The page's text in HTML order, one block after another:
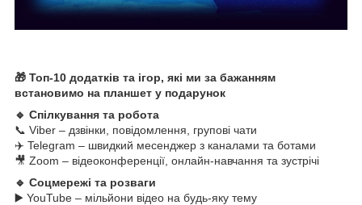
🎁 Топ-10 додатків та ігор, які ми за бажанням
встановимо на планшет у подарунок
🔹 Спілкування та робота
📞 Viber – дзвінки, повідомлення, групові чати
✈️ Telegram – швидкий месенджер з каналами та ботами
🎥 Zoom – відеоконференції, онлайн-навчання та зустрічі
🔹 Соцмережі та розваги
▶️ YouTube – мільйони відео на будь-яку тему